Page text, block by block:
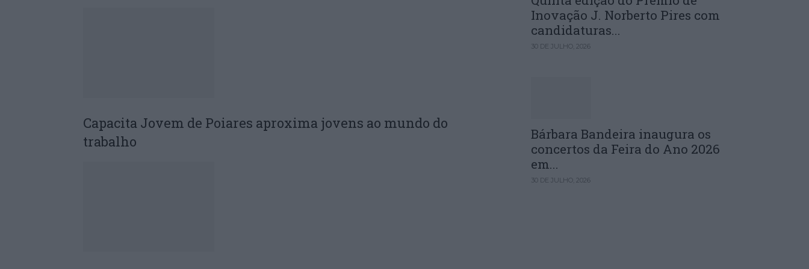
Capacita Jovem de Poiares aproxima jovens ao mundo do
trabalho
Inovação J. Norberto Pires com
candidaturas...
30 DE JULHO, 2026
Bárbara Bandeira inaugura os
concertos da Feira do Ano 2026
em...
30 DE JULHO, 2026